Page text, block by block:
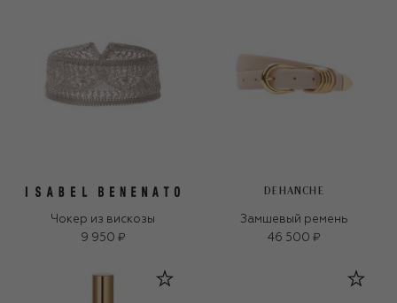
Чокер из вискозы
9 950 ₽
DEHANCHE
Замшевый ремень
46 500 ₽